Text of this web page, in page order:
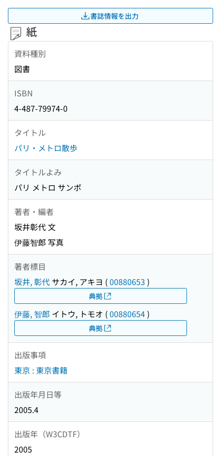
書誌情報を出力
紙
資料種別
図書
ISBN
4-487-79974-0
タイトル
パリ・メトロ散歩
タイトルよみ
パリ メトロ サンポ
著者・編者
坂井彰代 文
伊藤智郎 写真
著者標目
坂井, 彰代 サカイ, アキヨ (00880653 )
典拠
伊藤, 智郎 イトウ, トモオ (00880654)
典拠
出版事項
東京 : 東京書籍
出版年月日等
2005.4
出版年（W3CDTF）
2005